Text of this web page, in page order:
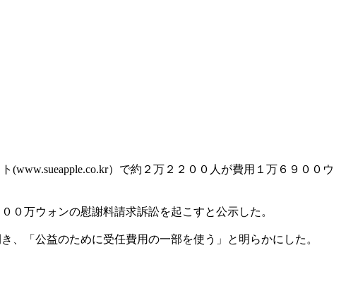
）で約２万２２００人が費用１万６９００ウ
０万ウォンの慰謝料請求訴訟を起こすと公示した。
「公益のために受任費用の一部を使う」と明らかにした。